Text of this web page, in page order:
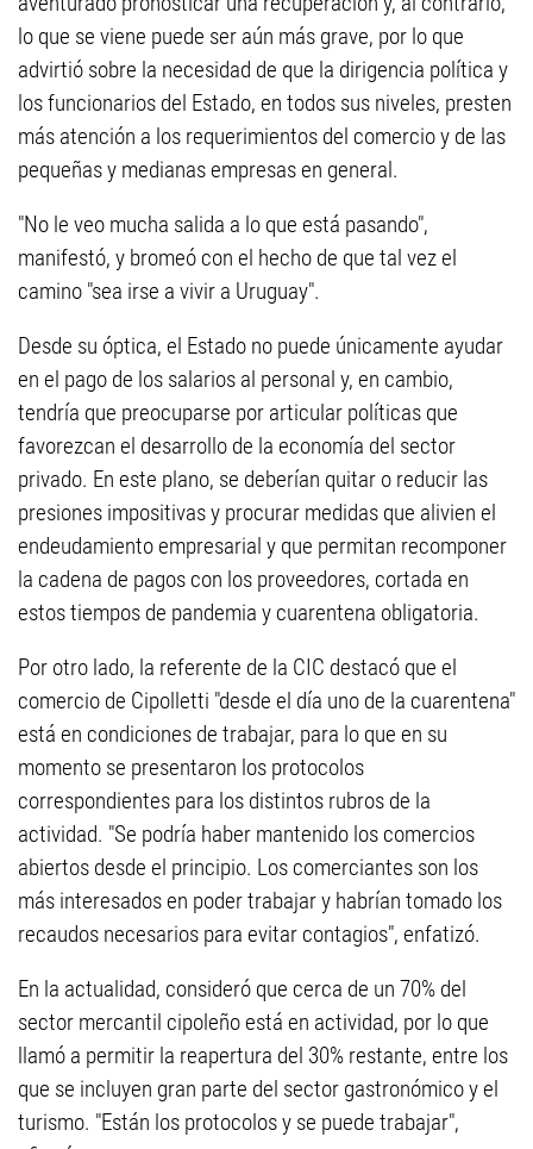
lo que se viene puede ser aún más grave, por lo que
advirtió sobre la necesidad de que la dirigencia política y
los funcionarios del Estado, en todos sus niveles, presten
más atención a los requerimientos del comercio y de las
pequeñas y medianas empresas en general.
"No le veo mucha salida a lo que está pasando",
manifestó, y bromeó con el hecho de que tal vez el
camino "sea irse a vivir a Uruguay".
Desde su óptica, el Estado no puede únicamente ayudar
en el pago de los salarios al personal y, en cambio,
tendría que preocuparse por articular políticas que
favorezcan el desarrollo de la economía del sector
privado. En este plano, se deberían quitar o reducir las
presiones impositivas y procurar medidas que alivien el
endeudamiento empresarial y que permitan recomponer
la cadena de pagos con los proveedores, cortada en
estos tiempos de pandemia y cuarentena obligatoria.
Por otro lado, la referente de la CIC destacó que el
comercio de Cipolletti "desde el día uno de la cuarentena"
está en condiciones de trabajar, para lo que en su
momento se presentaron los protocolos
correspondientes para los distintos rubros de la
actividad. "Se podría haber mantenido los comercios
abiertos desde el principio. Los comerciantes son los
más interesados en poder trabajar y habrían tomado los
recaudos necesarios para evitar contagios", enfatizó.
En la actualidad, consideró que cerca de un 70% del
sector mercantil cipoleño está en actividad, por lo que
llamó a permitir la reapertura del 30% restante, entre los
que se incluyen gran parte del sector gastronómico y el
turismo. "Están los protocolos y se puede trabajar",